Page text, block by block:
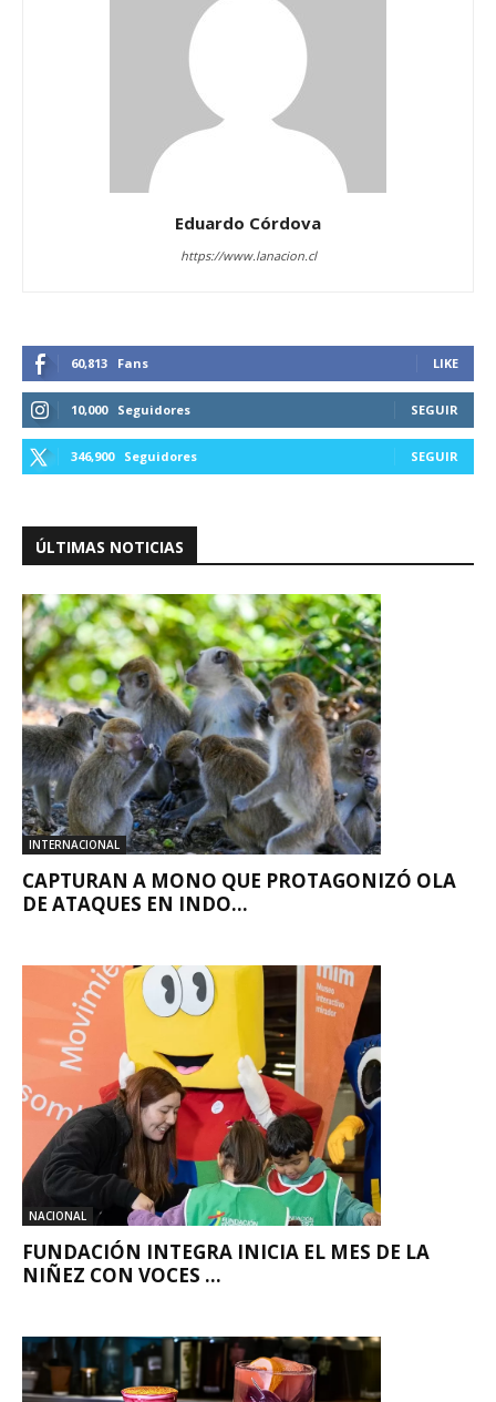
Eduardo Córdova
https://www.lanacion.cl
60,813 Fans LIKE
10,000 Seguidores SEGUIR
346,900 Seguidores SEGUIR
ÚLTIMAS NOTICIAS
INTERNACIONAL
CAPTURAN A MONO QUE PROTAGONIZÓ OLA
DE ATAQUES EN INDO...
NACIONAL
FUNDACIÓN INTEGRA INICIA EL MES DE LA
NIÑEZ CON VOCES ...